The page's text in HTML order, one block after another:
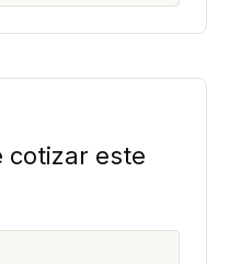
cotizar este